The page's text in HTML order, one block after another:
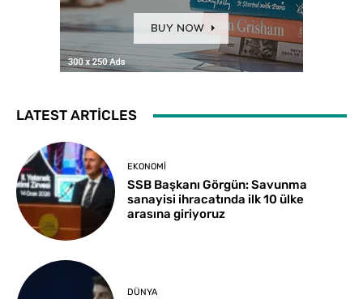
LATEST ARTICLES
EKONOMI
SSB Başkanı Görgün: Savunma
sanayisi ihracatında ilk 10 ülke
arasına giriyoruz
DÜNYA